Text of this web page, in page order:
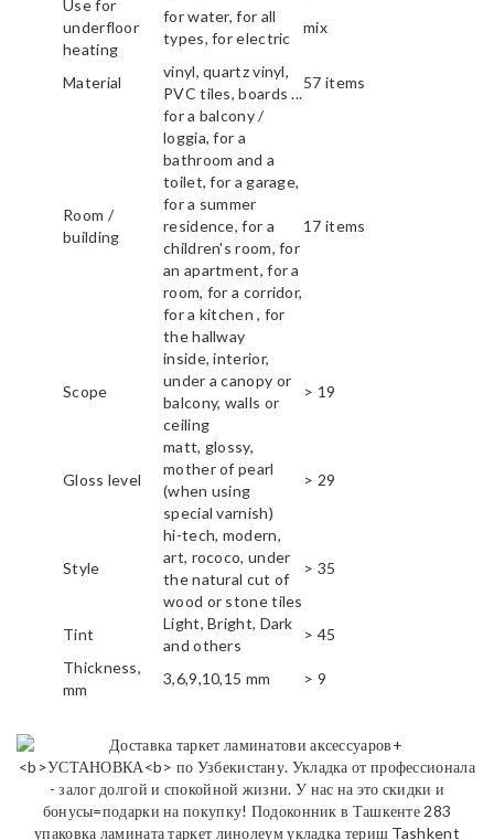
Use for
underfloor
heating
for water, for all
types, for electric
mix
Material
vinyl, quartz vinyl,
PVC tiles, boards ...
57 items
Room /
building
for a balcony /
loggia, for a
bathroom and a
toilet, for a garage,
for a summer
residence, for a
children's room, for
an apartment, for a
room, for a corridor,
for a kitchen , for
the hallway
17 items
Scope
inside, interior,
under a canopy or
balcony, walls or
ceiling
> 19
Gloss level
matt, glossy,
mother of pearl
(when using
special varnish)
> 29
Style
hi-tech, modern,
art, rococo, under
the natural cut of
wood or stone tiles
> 35
Tint
Light, Bright, Dark
and others
> 45
Thickness,
mm
3,6,9,10,15 mm > 9